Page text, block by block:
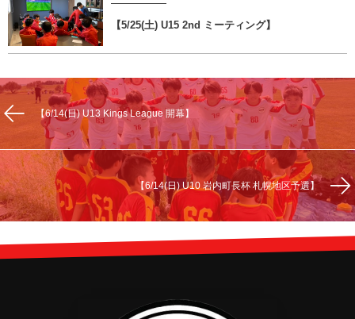
【5/25(土) U15 2nd ミーティング】
【6/14(日) U13 Kings League 開幕】
【6/14(日) U10 岩内町長杯 札幌地区予選】